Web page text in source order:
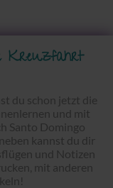
Kreuzfahrt
du schon jetzt die
und mit
Santo Domingo
kannst du dir
und Notizen
mit anderen